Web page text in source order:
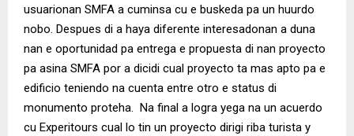
usuarionan SMFA a cuminsa cu e buskeda pa un huurdo
nobo. Despues di a haya diferente interesadonan a duna
nan e oportunidad pa entrega e propuesta di nan proyecto
pa asina SMFA por a dicidi cual proyecto ta mas apto pa e
edificio teniendo na cuenta entre otro e status di
monumento proteha. Na final a logra yega na un acuerdo
cu Experitours cual lo tin un proyecto dirigi riba turista y